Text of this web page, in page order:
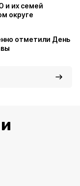
и их семей
округе
отметили День